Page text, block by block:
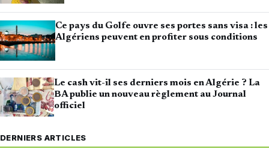
Ce pays du Golfe ouvre ses portes sans visa : les
Algériens peuvent en profiter sous conditions
Le cash vit-il ses derniers mois en Algérie ? La
BA publie un nouveau règlement au Journal
officiel
DERNIERS ARTICLES